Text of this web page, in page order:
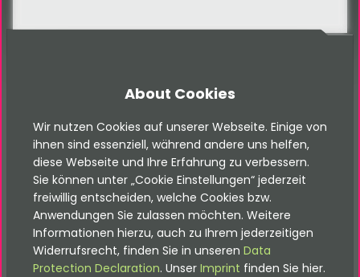
FAQ
Häufig gestellte Fragen
About Cookies
Wir nutzen Cookies auf unserer Webseite. Einige von
ihnen sind essenziell, während andere uns helfen,
diese Webseite und Ihre Erfahrung zu verbessern.
Sie können unter „Cookie Einstellungen“ jederzeit
freiwillig entscheiden, welche Cookies bzw.
Anwendungen Sie zulassen möchten. Weitere
Informationen hierzu, auch zu Ihrem jederzeitigen
Widerrufsrecht, finden Sie in unseren Data
Protection Declaration. Unser Imprint finden Sie hier.